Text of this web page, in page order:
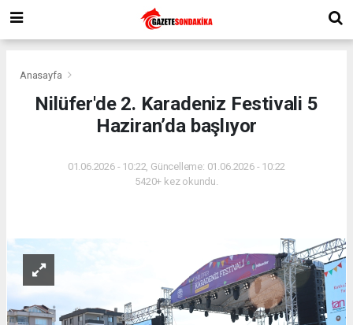
Anasayfa
Nilüfer'de 2. Karadeniz Festivali 5
Haziran’da başlıyor
01.06.2026 - 10:22, Güncelleme: 01.06.2026 - 10:22
5420+ kez okundu.